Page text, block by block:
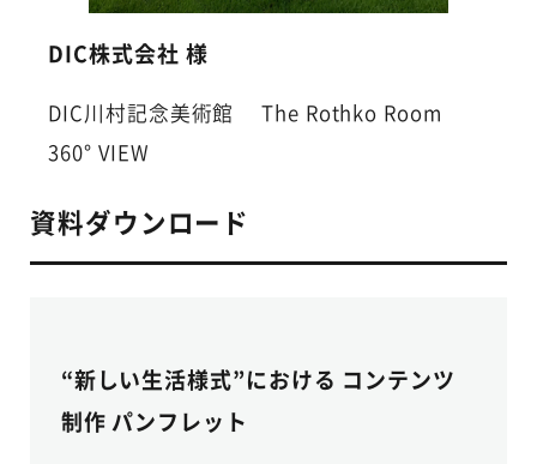
DIC株式会社 様
DIC川村記念美術館 The Rothko Room
360° VIEW
資料ダウンロード
“新しい生活様式”における コンテンツ
制作 パンフレット